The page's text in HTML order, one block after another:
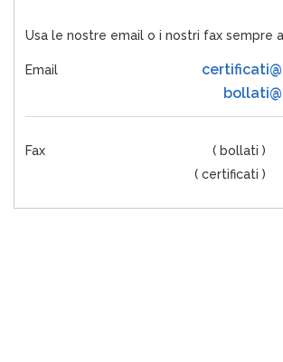
Usa le nostre email o i nostri fax sempre
Email
Fax ( bollati )
( certificati )